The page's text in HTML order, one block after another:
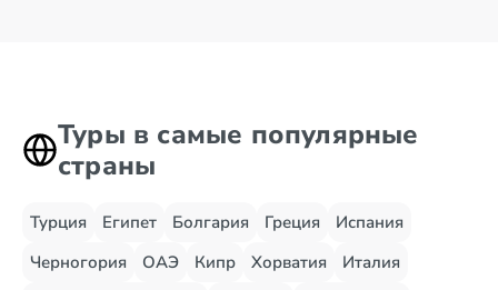
Туры в самые популярные
страны
Турция Египет Болгария Греция
Испания
Черногория
ОАЭ Кипр Хорватия
Италия